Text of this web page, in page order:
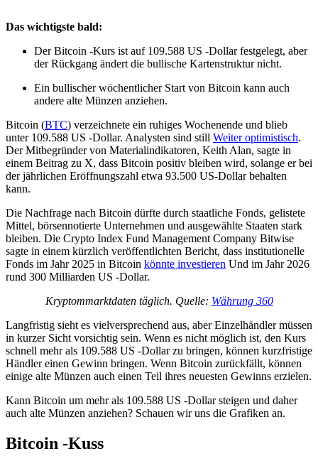
Das wichtigste bald:
Der Bitcoin -Kurs ist auf 109.588 US -Dollar festgelegt, aber
der Rückgang ändert die bullische Kartenstruktur nicht.
Ein bullischer wöchentlicher Start von Bitcoin kann auch
andere alte Münzen anziehen.
Bitcoin (BTC) verzeichnete ein ruhiges Wochenende und blieb
unter 109.588 US -Dollar. Analysten sind still Weiter optimistisch.
Der Mitbegründer von Materialindikatoren, Keith Alan, sagte in
einem Beitrag zu X, dass Bitcoin positiv bleiben wird, solange er bei
der jährlichen Eröffnungszahl etwa 93.500 US-Dollar behalten
kann.
Die Nachfrage nach Bitcoin dürfte durch staatliche Fonds, gelistete
Mittel, börsennotierte Unternehmen und ausgewählte Staaten stark
bleiben. Die Crypto Index Fund Management Company Bitwise
sagte in einem kürzlich veröffentlichten Bericht, dass institutionelle
Fonds im Jahr 2025 in Bitcoin könnte investieren Und im Jahr 2026
rund 300 Milliarden US -Dollar.
Kryptommarktdaten täglich. Quelle: Währung 360
Langfristig sieht es vielversprechend aus, aber Einzelhändler müssen
in kurzer Sicht vorsichtig sein. Wenn es nicht möglich ist, den Kurs
schnell mehr als 109.588 US -Dollar zu bringen, können kurzfristige
Händler einen Gewinn bringen. Wenn Bitcoin zurückfällt, können
einige alte Münzen auch einen Teil ihres neuesten Gewinns erzielen.
Kann Bitcoin um mehr als 109.588 US -Dollar steigen und daher
auch alte Münzen anziehen? Schauen wir uns die Grafiken an.
Bitcoin -Kuss